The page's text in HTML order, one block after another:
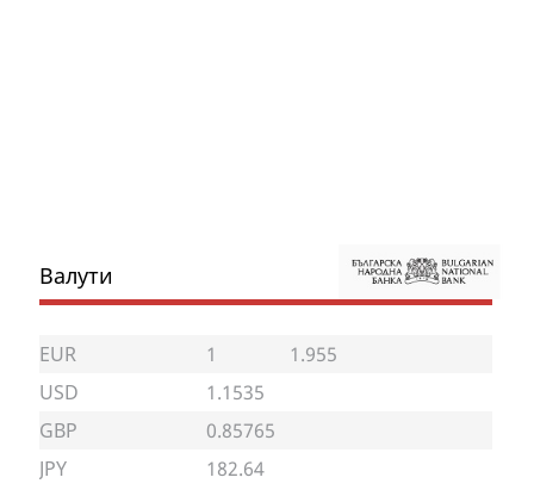
Валути
EUR 1
1.955
USD
1.1535
GBP
0.85765
JPY
182.64